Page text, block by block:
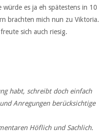
es ja eh spätestens in 10
brachten mich nun zu Viktoria.
sich auch riesig.
habt, schreibt doch einfach
Anregungen berücksichtige
Höflich und Sachlich.